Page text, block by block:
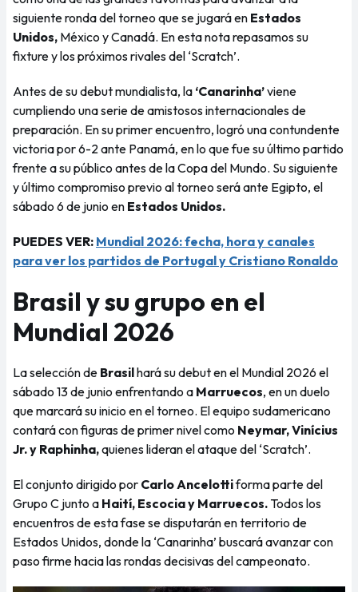
siguiente ronda del torneo que se jugará en Estados
Unidos, México y Canadá. En esta nota repasamos su
fixture y los próximos rivales del ‘Scratch’.
Antes de su debut mundialista, la ‘Canarinha’viene
cumpliendo una serie de amistosos internacionales de
preparación. En su primer encuentro, logró una contundente
victoria por 6-2 ante Panamá, en lo que fue su último partido
frente a su público antes de la Copa del Mundo. Su siguiente
y último compromiso previo al torneo será ante Egipto, el
sábado 6 de junio en Estados Unidos.
PUEDES VER: Mundial 2026: fecha, hora y canales
para ver los partidos de Portugal y Cristiano Ronaldo
Brasil y su grupo en el
Mundial 2026
La selección de Brasilhará su debut en el Mundial 2026 el
sábado 13 de junio enfrentando a Marruecos, en un duelo
que marcará su inicio en el torneo. El equipo sudamericano
contará con figuras de primer nivel como Neymar, Vinícius
Jr. y Raphinha,quienes lideran el ataque del ‘Scratch’.
El conjunto dirigido por Carlo Ancelottiforma parte del
Grupo C junto a Haití, Escocia y Marruecos. Todos los
encuentros de esta fase se disputarán en territorio de
Estados Unidos, donde la ‘Canarinha’ buscará avanzar con
paso firme hacia las rondas decisivas del campeonato.